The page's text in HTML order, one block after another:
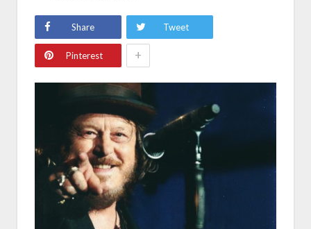
Share Tweet
Pinterest +